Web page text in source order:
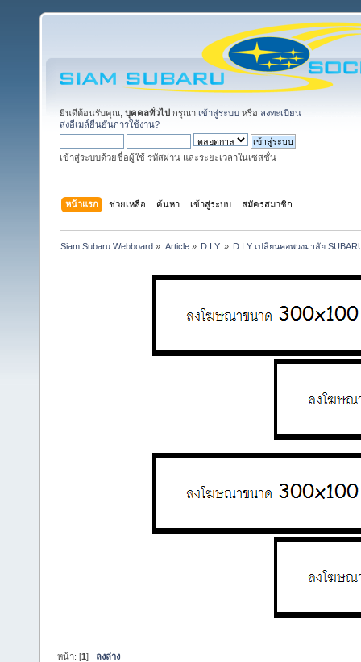
ยินดีต้อนรับคุณ, บุคคลทั่วไป กรุณา เข้าสู่ระบบ หรือ ลงทะเบียน
ส่งอีเมล์ยืนยันการใช้งาน?
เข้าสู่ระบบด้วยชื่อผู้ใช้ รหัสผ่าน และระยะเวลาในเซสชั่น
หน้าแรก ช่วยเหลือ ค้นหา เข้าสู่ระบบ สมัครสมาชิก
Siam Subaru Webboard » Article» D.I.Y. » D.I.Y เปลี่ยนคอพวงมาลัย
หน้า: [1] ลงล่าง